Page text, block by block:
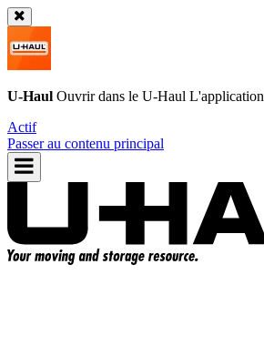
U-Haul Ouvrir dans le U-Haul L'application
Actif
Passer au contenu principal